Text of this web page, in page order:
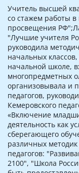
Учитель высшей
со стажем работы
просвещения
"Лучшие учителя
руководила
начальных
начальной школе,
многопредметных
организовывала и
педагогов,
Кемеровского
«Включение
деятельность как
сберегающего
различных
педагогов:
2100", "Школа